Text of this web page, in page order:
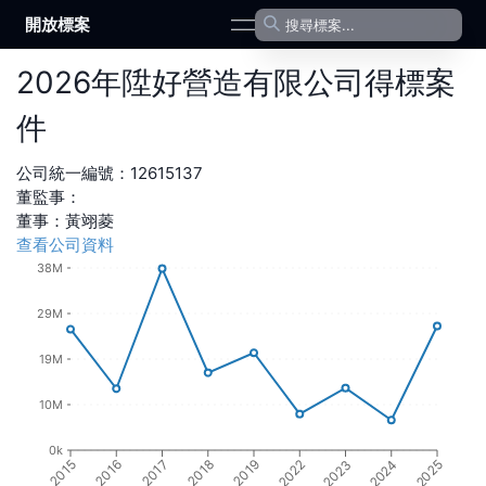
開放標案 open navigation menu
2026年陞好營造有限公司得標案
件
公司統一編號： 12615137
董監事：
董事 ： 黃翊菱
查看公司資料
2015 2016 2017 2018 2019 2022 2023 2024 2025
0k
10M
19M
29M
38M